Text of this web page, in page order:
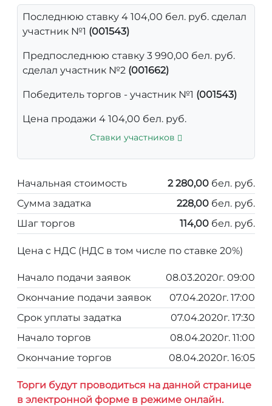
Последнюю ставку 4 104,00 бел. руб. сделал
участник №1 (001543)
Предпоследнюю ставку 3 990,00 бел. руб.
сделал участник №2 (001662)
Победитель торгов - участник №1 (001543)
Цена продажи 4 104,00 бел. руб.
Ставки участников
Начальная стоимость 2 280,00 бел. руб.
Сумма задатка
228,00 бел. руб.
Шаг торгов
114,00 бел. руб.
Цена с НДС (НДС в том числе по ставке 20%)
Начало подачи заявок
08.03.2020г. 09:00
Окончание подачи заявок
07.04.2020г. 17:00
Срок уплаты задатка
07.04.2020г. 17:30
Начало торгов
08.04.2020г. 11:00
Окончание торгов
08.04.2020г. 16:05
Торги будут проводиться на данной странице
в электронной форме в режиме онлайн.